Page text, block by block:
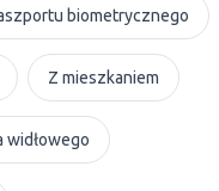
biometrycznego
Z mieszkaniem
widłowego